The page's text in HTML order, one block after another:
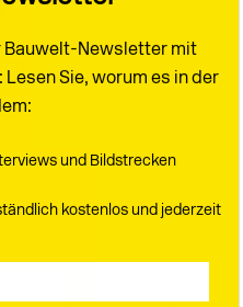
in Petit-
Die
Gebiets, das